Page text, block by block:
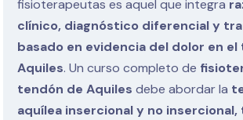
fisioterapeutas es aquel que integra
clínico, diagnóstico diferencial y
basado en evidencia del dolor en
Aquiles. Un curso completo de
tendón de Aquiles debe abordar la
aquílea insercional y no